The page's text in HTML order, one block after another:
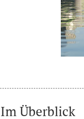
Im Überblick